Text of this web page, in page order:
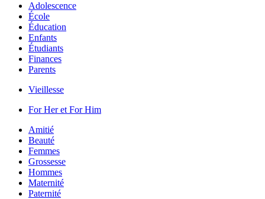
Adolescence
École
Éducation
Enfants
Étudiants
Finances
Parents
Vieillesse
For Her et For Him
Amitié
Beauté
Femmes
Grossesse
Hommes
Maternité
Paternité